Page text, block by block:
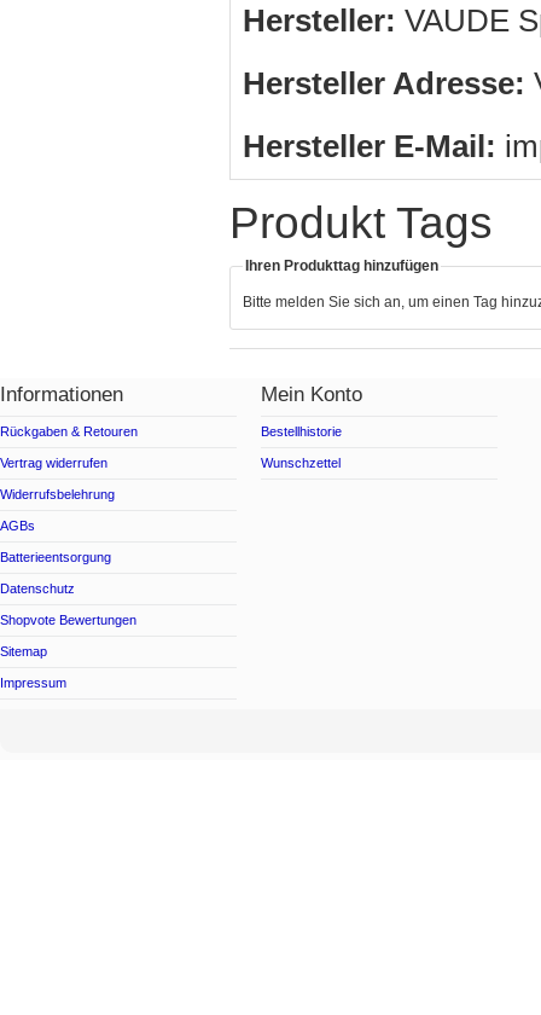
Hersteller: VAUDE
Hersteller Adresse:
Hersteller E-Mail:
Produkt Tags
Ihren Produkttag hinzufügen
Bitte melden Sie sich an, um einen Tag
Informationen
Rückgaben & Retouren
Vertrag widerrufen
Widerrufsbelehrung
AGBs
Batterieentsorgung
Datenschutz
Shopvote Bewertungen
Sitemap
Impressum
Mein Konto
Bestellhistorie
Wunschzettel